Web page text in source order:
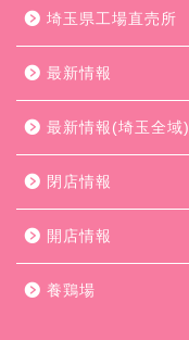
埼玉県工場直売所
最新情報
最新情報(埼玉全域)
閉店情報
開店情報
養鶏場